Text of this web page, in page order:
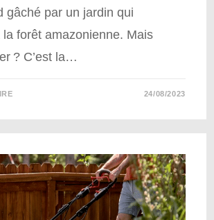
gâché par un jardin qui
la forêt amazonienne. Mais
? C’est la…
24/08/2023